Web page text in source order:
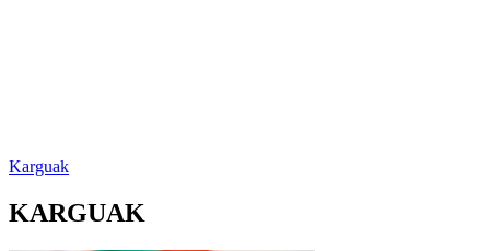
Karguak
KARGUAK